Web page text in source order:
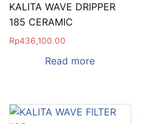
KALITA WAVE DRIPPER
185 CERAMIC
Rp436,100.00
Read more